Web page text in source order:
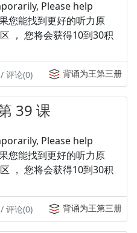
Please help
能找到更好的听力原
， 您将会获得10到30积
评论(0) 背诵为王第三册
39 课
Please help
能找到更好的听力原
， 您将会获得10到30积
评论(0) 背诵为王第三册